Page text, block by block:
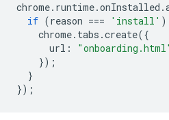
chrome. runtime.onInstalled .
if (reason === 'install' )
chrome. tabs .create({
url :
});
}
});